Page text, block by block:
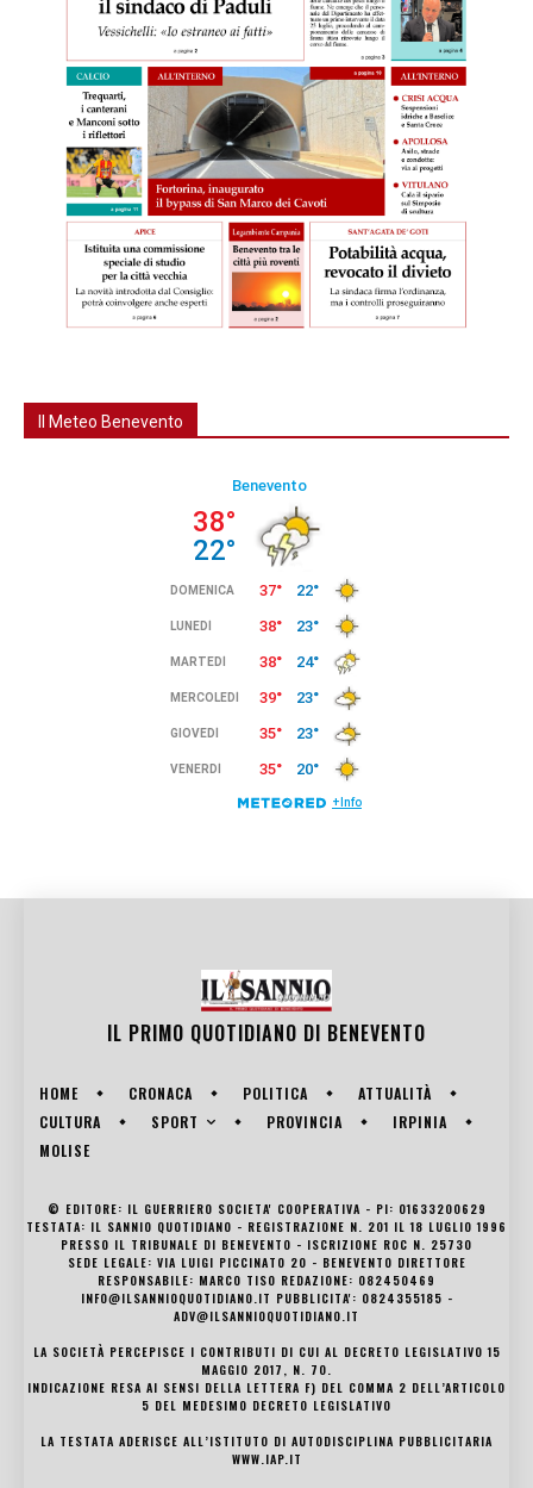
Il Meteo Benevento
IL PRIMO QUOTIDIANO DI BENEVENTO
HOME CRONACA POLITICA
ATTUALITÀ
CULTURA
SPORT PROVINCIA
IRPINIA
MOLISE
© EDITORE: IL GUERRIERO SOCIETA' COOPERATIVA - PI: 01633200629
TESTATA: IL SANNIO QUOTIDIANO - REGISTRAZIONE N. 201 IL 18 LUGLIO 1996
PRESSO IL TRIBUNALE DI BENEVENTO - ISCRIZIONE ROC N. 25730
SEDE LEGALE: VIA LUIGI PICCINATO 20 - BENEVENTO DIRETTORE
RESPONSABILE: MARCO TISO REDAZIONE: 082450469
INFO@ILSANNIOQUOTIDIANO.IT PUBBLICITA': 0824355185 -
ADV@ILSANNIOQUOTIDIANO.IT
LA SOCIETÀ PERCEPISCE I CONTRIBUTI DI CUI AL DECRETO LEGISLATIVO 15
MAGGIO 2017, N. 70.
INDICAZIONE RESA AI SENSI DELLA LETTERA F) DEL COMMA 2 DELL’ARTICOLO
5 DEL MEDESIMO DECRETO LEGISLATIVO
LA TESTATA ADERISCE ALL’ISTITUTO DI AUTODISCIPLINA PUBBLICITARIA
WWW.IAP.IT